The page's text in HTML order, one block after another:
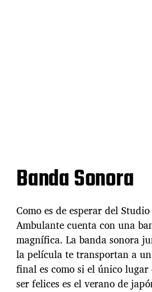
Banda Sonora
Como es de esperar del
Ambulante cuenta con una
magnífica. La banda sonora
la película te transportan a
final es como si el único
ser felices es el verano de